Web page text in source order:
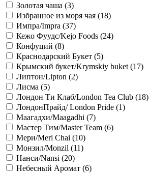
Золотая чаша (3)
Избранное из моря чая (18)
Импра/Impra (37)
Кежо Фуудс/Kejo Foods (24)
Конфуций (8)
Краснодарский Букет (5)
Крымский букет/Krymskiy buket (17)
Липтон/Lipton (2)
Лисма (5)
Лондон Ти Клаб/London Tea Club (18)
ЛондонПрайд/ London Pride (1)
Маагадхи/Maagadhi (7)
Мастер Тим/Master Team (6)
Мери/Meri Chai (10)
Монзил/Monzil (11)
Нанси/Nansi (20)
Небесный Аромат (6)